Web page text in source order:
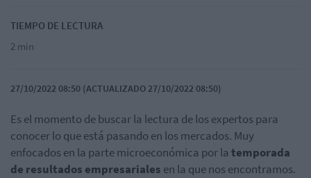
TIEMPO DE LECTURA
2 min
27/10/2022 08:50 (ACTUALIZADO 27/10/2022 08:50)
Es el momento de buscar la lectura de los expertos para
conocer lo que está pasando en los mercados. Muy
enfocados en la parte microeconómica por la temporada
de resultados empresariales en la que nos encontramos.